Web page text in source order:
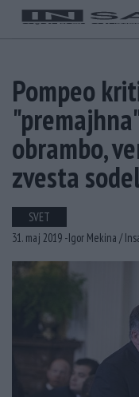
Pompeo
obrambo,
zvesta
SVET
31. maj 2019 -Igor Mekina /